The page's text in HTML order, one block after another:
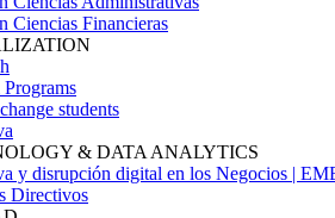
Ciencias Financieras
students
& DATA ANALYTICS
y disrupción digital en los Negocios |
Directivos